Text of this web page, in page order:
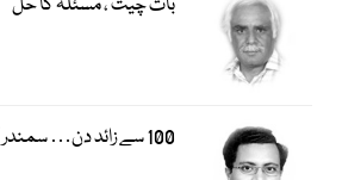
بات چیت ، مسئلہ کا حل
100 سے زائد دن… سمندر کے بیچ قید پاکستانی